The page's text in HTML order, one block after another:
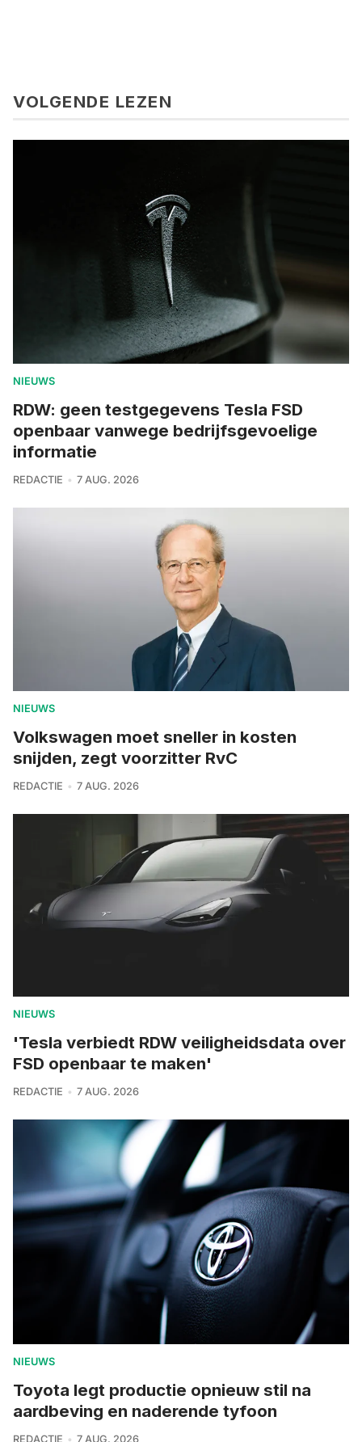
VOLGENDE LEZEN
NIEUWS
RDW: geen testgegevens Tesla FSD
openbaar vanwege bedrijfsgevoelige
informatie
REDACTIE 7 AUG. 2026
NIEUWS
Volkswagen moet sneller in kosten
snijden, zegt voorzitter RvC
REDACTIE 7 AUG. 2026
NIEUWS
'Tesla verbiedt RDW veiligheidsdata over
FSD openbaar te maken'
REDACTIE 7 AUG. 2026
NIEUWS
Toyota legt productie opnieuw stil na
aardbeving en naderende tyfoon
REDACTIE 7 AUG. 2026